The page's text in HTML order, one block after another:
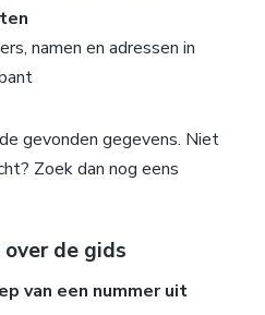
namen en adressen in
gevonden gegevens. Niet
Zoek dan nog eens
de gids
van een nummer uit